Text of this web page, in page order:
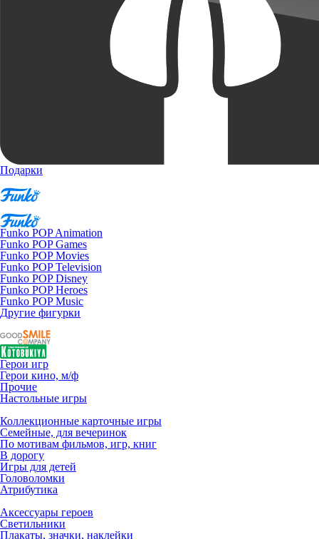
Подарки
Funko POP Animation
Funko POP Games
Funko POP Movies
Funko POP Television
Funko POP Disney
Funko POP Heroes
Funko POP Music
Другие фигурки
Герои игр
Герои кино, м/ф
Прочие
Настольные игры
Коллекционные карточные игры
Семейные, для вечеринок
По мотивам фильмов, игр, книг
В дорогу
Игры для детей
Головоломки
Атрибутика
Аксессуары героев
Светильники
Плакаты, значки, наклейки